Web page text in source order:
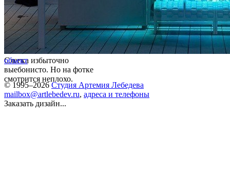
Слегка избыточно
выебонисто. Но на фотке
смотрится неплохо.
объект
© 1995–2026 Студия Артемия Лебедева
mailbox@artlebedev.ru, адреса и телефоны
Заказать дизайн...